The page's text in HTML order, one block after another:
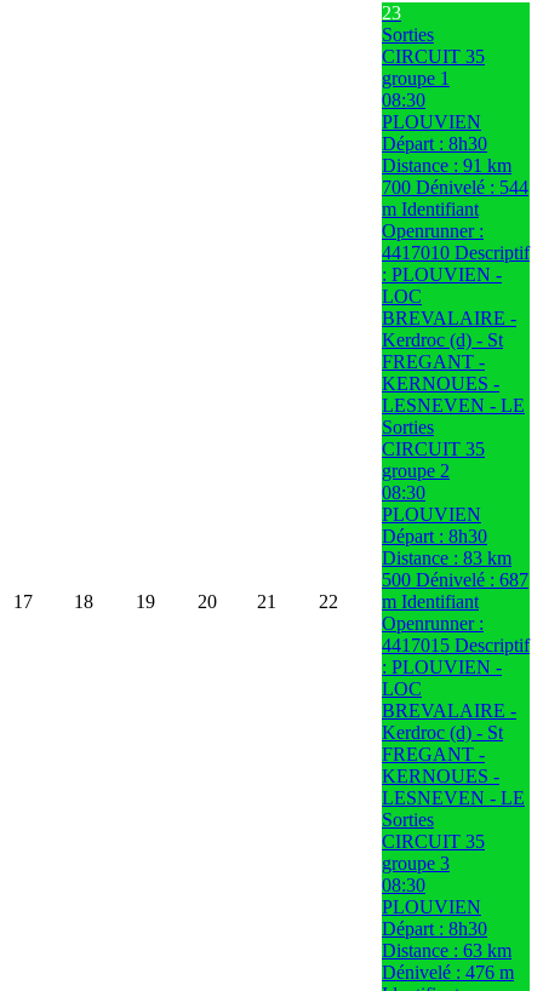
17 18 19 20 21 22
23
Sorties
CIRCUIT 35
groupe 1
08:30
PLOUVIEN
Départ : 8h30
Distance : 91 km
700 Dénivelé : 544
m Identifiant
Openrunner :
4417010 Descriptif
: PLOUVIEN -
LOC
BREVALAIRE -
Kerdroc (d) - St
FREGANT -
KERNOUES -
LESNEVEN - LE
Sorties
CIRCUIT 35
groupe 2
08:30
PLOUVIEN
Départ : 8h30
Distance : 83 km
500 Dénivelé : 687
m Identifiant
Openrunner :
4417015 Descriptif
: PLOUVIEN -
LOC
BREVALAIRE -
Kerdroc (d) - St
FREGANT -
KERNOUES -
LESNEVEN - LE
Sorties
CIRCUIT 35
groupe 3
08:30
PLOUVIEN
Départ : 8h30
Distance : 63 km
Dénivelé : 476 m